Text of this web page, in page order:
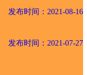
发布时间：2021-08-16
发布时间：2021-07-27